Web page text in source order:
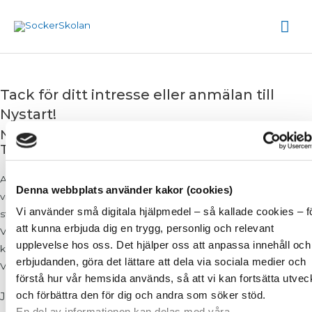
Denna webbplats använder kakor (cookies)
Vi använder små digitala hjälpmedel – så kallade cookies –
att kunna erbjuda dig en trygg, personlig och relevant
upplevelse hos oss. Det hjälper oss att anpassa innehåll och
erbjudanden, göra det lättare att dela via sociala medier och
förstå hur vår hemsida används, så att vi kan fortsätta
och förbättra den för dig och andra som söker stöd.
Tack för ditt intresse eller anmälan till
Nystart!
NU HAR DU TAGIT ETT STORT STEG PÅ DIN
TILLFRISKNANDERESA!
Att be om hjälp är modigt och eftersom beroendesjukdomen ofta
vill isolera oss så tänker vi på SockerSkolan att du nu har tagit ett
stort steg framåt!
Vi kommer att kontakta dig inom kort för att boka in tid för ett lära
känna samtal inför SUGAR och Nystart börjar.
Varmt välkommen in i värmen!
Jessica, Jennifer, Louise och Emilia